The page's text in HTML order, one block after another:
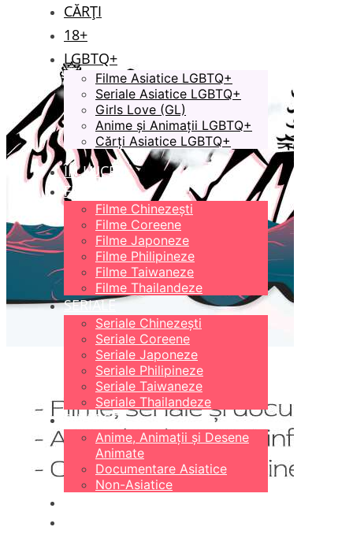
CĂRȚI
18+
LGBTQ+
Filme Asiatice LGBTQ+
Seriale Asiatice LGBTQ+
Girls Love (GL)
Anime și Animații LGBTQ+
Cărți Asiatice LGBTQ+
ÎN LUCRU
FILME
Filme Chinezești
Filme Coreene
Filme Japoneze
Filme Philipineze
Filme Taiwaneze
Filme Thailandeze
SERIALE
Seriale Chinezești
Seriale Coreene
Seriale Japoneze
Seriale Philipineze
Seriale Taiwaneze
Seriale Thailandeze
DIVERSE
Anime, Animații și Desene
Animate
Documentare Asiatice
Non-Asiatice